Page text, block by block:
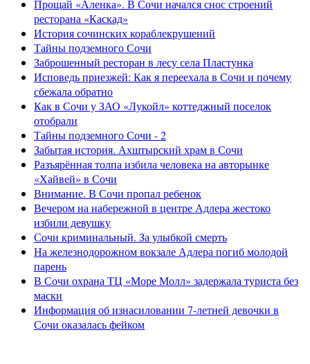
Прощай «Аленка». В Сочи начался снос строений
ресторана «Каскад»
История сочинских кораблекрушений
Тайны подземного Сочи
Заброшенный ресторан в лесу села Пластунка
Исповедь приезжей: Как я переехала в Сочи и почему
сбежала обратно
Как в Сочи у ЗАО «Лукойл» коттеджный поселок
отобрали
Тайны подземного Сочи - 2
Забытая история. Ахштырский храм в Сочи
Разъярённая толпа избила человека на авторынке
«Хайвей» в Сочи
Внимание. В Сочи пропал ребенок
Вечером на набережной в центре Адлера жестоко
избили девушку
Сочи криминальный. За улыбкой смерть
На железнодорожном вокзале Адлера погиб молодой
парень
В Сочи охрана ТЦ «Море Молл» задержала туриста без
маски
Информация об изнасиловании 7-летней девочки в
Сочи оказалась фейком